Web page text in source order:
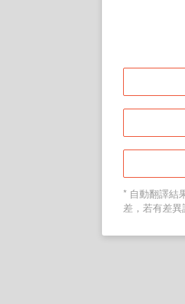
* 自動翻譯結
差，若有差異